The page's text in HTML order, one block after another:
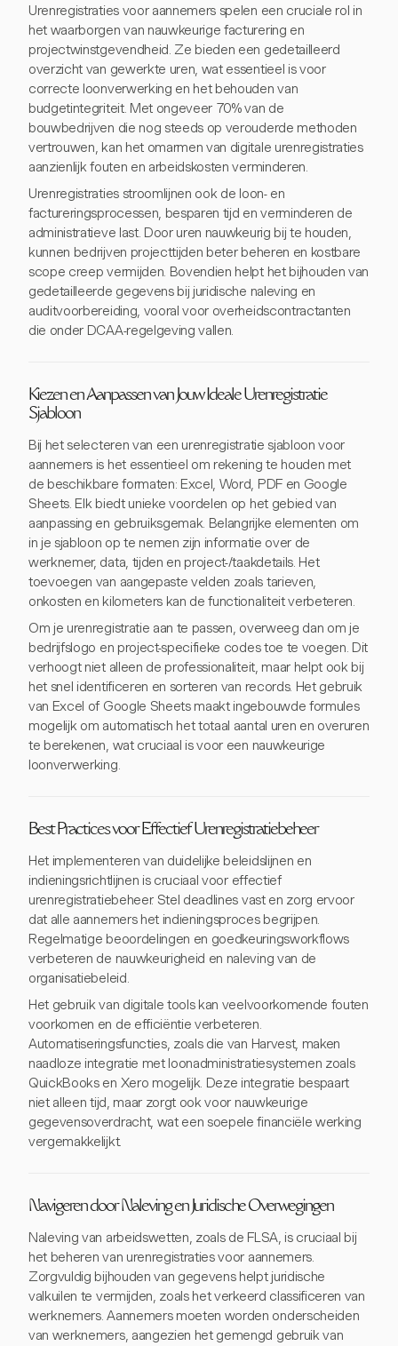
Urenregistraties voor aannemers spelen een cruciale rol in
het waarborgen van nauwkeurige facturering en
projectwinstgevendheid. Ze bieden een gedetailleerd
overzicht van gewerkte uren, wat essentieel is voor
correcte loonverwerking en het behouden van
budgetintegriteit. Met ongeveer 70% van de
bouwbedrijven die nog steeds op verouderde methoden
vertrouwen, kan het omarmen van digitale urenregistraties
aanzienlijk fouten en arbeidskosten verminderen.
Urenregistraties stroomlijnen ook de loon- en
factureringsprocessen, besparen tijd en verminderen de
administratieve last. Door uren nauwkeurig bij te houden,
kunnen bedrijven projecttijden beter beheren en kostbare
scope creep vermijden. Bovendien helpt het bijhouden van
gedetailleerde gegevens bij juridische naleving en
auditvoorbereiding, vooral voor overheidscontractanten
die onder DCAA-regelgeving vallen.
Kiezen en Aanpassen van Jouw Ideale Urenregistratie
Sjabloon
Bij het selecteren van een urenregistratie sjabloon voor
aannemers is het essentieel om rekening te houden met
de beschikbare formaten: Excel, Word, PDF en Google
Sheets. Elk biedt unieke voordelen op het gebied van
aanpassing en gebruiksgemak. Belangrijke elementen om
in je sjabloon op te nemen zijn informatie over de
werknemer, data, tijden en project-/taakdetails. Het
toevoegen van aangepaste velden zoals tarieven,
onkosten en kilometers kan de functionaliteit verbeteren.
Om je urenregistratie aan te passen, overweeg dan om je
bedrijfslogo en project-specifieke codes toe te voegen. Dit
verhoogt niet alleen de professionaliteit, maar helpt ook bij
het snel identificeren en sorteren van records. Het gebruik
van Excel of Google Sheets maakt ingebouwde formules
mogelijk om automatisch het totaal aantal uren en overuren
te berekenen, wat cruciaal is voor een nauwkeurige
loonverwerking.
Best Practices voor Effectief Urenregistratiebeheer
Het implementeren van duidelijke beleidslijnen en
indieningsrichtlijnen is cruciaal voor effectief
urenregistratiebeheer. Stel deadlines vast en zorg ervoor
dat alle aannemers het indieningsproces begrijpen.
Regelmatige beoordelingen en goedkeuringsworkflows
verbeteren de nauwkeurigheid en naleving van de
organisatiebeleid.
Het gebruik van digitale tools kan veelvoorkomende fouten
voorkomen en de efficiëntie verbeteren.
Automatiseringsfuncties, zoals die van Harvest, maken
naadloze integratie met loonadministratiesystemen zoals
QuickBooks en Xero mogelijk. Deze integratie bespaart
niet alleen tijd, maar zorgt ook voor nauwkeurige
gegevensoverdracht, wat een soepele financiële werking
vergemakkelijkt.
Navigeren door Naleving en Juridische Overwegingen
Naleving van arbeidswetten, zoals de FLSA, is cruciaal bij
het beheren van urenregistraties voor aannemers.
Zorgvuldig bijhouden van gegevens helpt juridische
valkuilen te vermijden, zoals het verkeerd classificeren van
werknemers. Aannemers moeten worden onderscheiden
van werknemers, aangezien het gemengd gebruik van